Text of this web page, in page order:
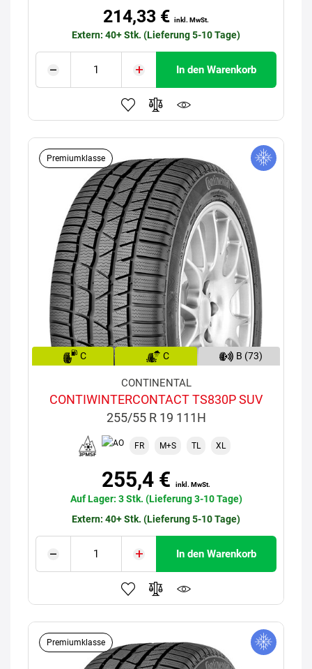
214,33 € inkl. MwSt.
Extern: 40+ Stk. (Lieferung 5-10 Tage)
In den Warenkorb
Premiumklasse
C C B (73)
CONTINENTAL
CONTIWINTERCONTACT TS830P SUV
255/55 R 19 111H
FR M+S TL XL
255,4 € inkl. MwSt.
Auf Lager: 3 Stk. (Lieferung 3-10 Tage)
Extern: 40+ Stk. (Lieferung 5-10 Tage)
In den Warenkorb
Premiumklasse